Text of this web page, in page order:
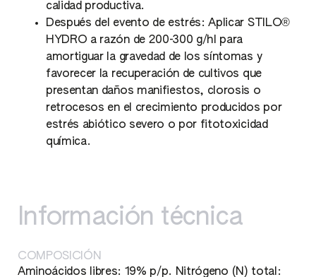
calidad productiva.
Después del evento de estrés: Aplicar STILO®
HYDRO a razón de 200-300 g/hl para
amortiguar la gravedad de los síntomas y
favorecer la recuperación de cultivos que
presentan daños manifiestos, clorosis o
retrocesos en el crecimiento producidos por
estrés abiótico severo o por fitotoxicidad
química.
Información técnica
COMPOSICIÓN
Aminoácidos libres: 19% p/p. Nitrógeno (N) total: